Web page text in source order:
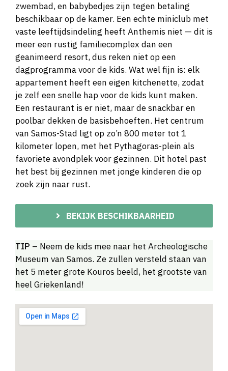
zwembad, en babybedjes zijn tegen betaling
beschikbaar op de kamer. Een echte miniclub met
vaste leeftijdsindeling heeft Anthemis niet — dit is
meer een rustig familiecomplex dan een
geanimeerd resort, dus reken niet op een
dagprogramma voor de kids. Wat wel fijn is: elk
appartement heeft een eigen kitchenette, zodat
je zelf een snelle hap voor de kids kunt maken.
Een restaurant is er niet, maar de snackbar en
poolbar dekken de basisbehoeften. Het centrum
van Samos-Stad ligt op zo’n 800 meter tot 1
kilometer lopen, met het Pythagoras-plein als
favoriete avondplek voor gezinnen. Dit hotel past
het best bij gezinnen met jonge kinderen die op
zoek zijn naar rust.
BEKIJK BESCHIKBAARHEID
TIP – Neem de kids mee naar het Archeologische
Museum van Samos. Ze zullen versteld staan van
het 5 meter grote Kouros beeld, het grootste van
heel Griekenland!